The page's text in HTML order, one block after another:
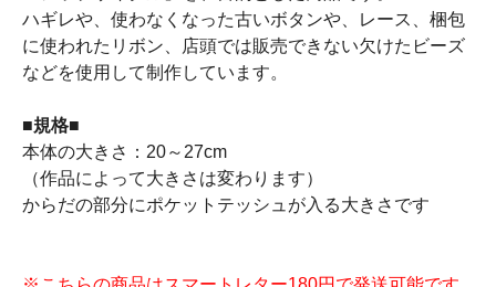
ハギレや、使わなくなった古いボタンや、レース、梱包
に使われたリボン、店頭では販売できない欠けたビーズ
などを使用して制作しています。
■規格■
本体の大きさ：20～27cm
（作品によって大きさは変わります）
からだの部分にポケットテッシュが入る大きさです